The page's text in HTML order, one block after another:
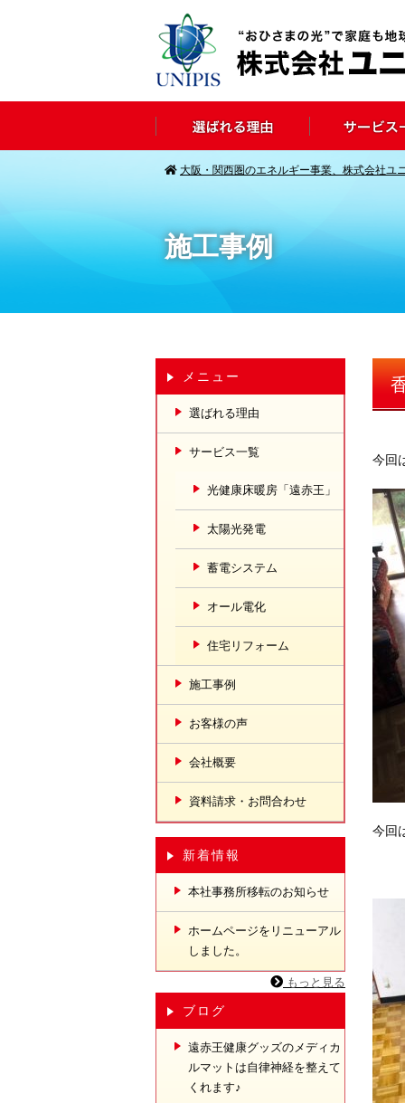
大阪・関西圏のエネルギー事業、株式会社ユ
施工事例
今回
今回
メニュー
選ばれる理由
サービス一覧
光健康床暖房「遠赤王」
太陽光発電
蓄電システム
オール電化
住宅リフォーム
施工事例
お客様の声
会社概要
資料請求・お問合わせ
新着情報
本社事務所移転のお知らせ
ホームページをリニューアル
しました。
もっと見る
ブログ
遠赤王健康グッズのメディカ
ルマットは自律神経を整えて
くれます♪